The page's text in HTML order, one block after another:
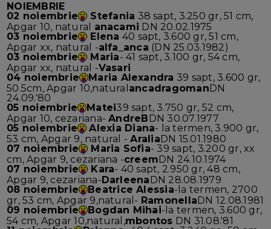
NOIEMBRIE
02 noiembrie
Stefania 38 sapt, 3.250 gr, 51 cm,
Apgar 10, natural anacami DN 20.02.1975
03 noiembrie
Elena 40 sapt, 3.600 gr, 51 cm,
Apgar xx, natural -alfa_anca (DN 25.03.1982)
03 noiembrie
Maria- 41 sapt, 3.100 gr, 54 cm,
Apgar xx, natural -Vasari
04 noiembrie
Maria Alexandra 39 sapt, 3.600 gr,
50.5cm, Apgar 10,natural ancadragomanDN
24.09.'80
05 noiembrie
Matei39 sapt, 3.750 gr, 52 cm,
Apgar 10, cezariana-AndreB DN 30.07.1977
05 noiembrie
Alexia Diana- la termen, 3.900 gr,
53 cm, Apgar 9, natural -AraliaDN 15.01.1980
07 noiembrie
Maria Sofia- 39 sapt, 3.200 gr, xx
cm, Apgar 9, cezariana -creemDN 24.10.1974
07 noiembrie
Kara- 40 sapt, 2.950 gr, 48 cm,
Apgar 9, cezariana-Darleena DN 28.08.1979
08 noiembrie
Beatrice Alessia-la termen, 2700
gr, 53 cm, Apgar 9,natural- RamonellaDN 12.08.1981
09 noiembrie
Bogdan Mihai-la termen, 3.600 gr,
54 cm, Apgar 10,natural,mbontos DN 31.08.'81